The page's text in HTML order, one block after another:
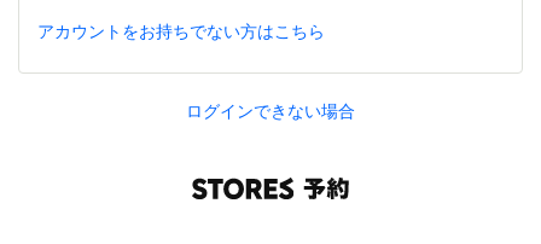
アカウントをお持ちでない方はこちら
ログインできない場合